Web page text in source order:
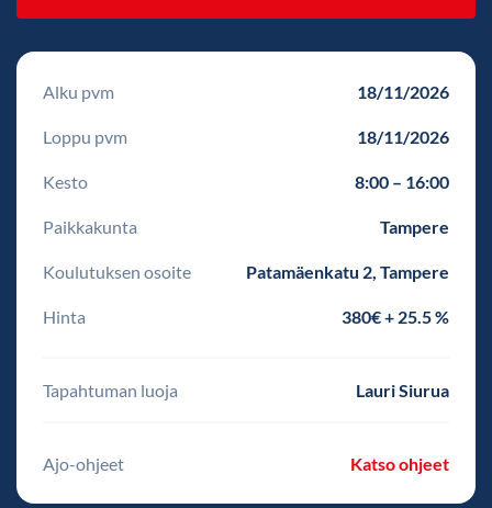
Alku pvm 18/11/2026
Loppu pvm 18/11/2026
Kesto 8:00 – 16:00
Paikkakunta Tampere
Koulutuksen osoite Patamäenkatu 2, Tampere
Hinta 380€ + 25.5 %
Tapahtuman luoja Lauri Siurua
Ajo-ohjeet Katso ohjeet